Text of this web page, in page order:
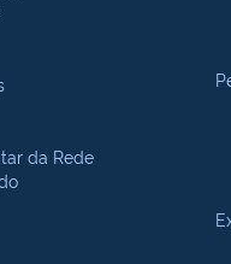
da Rede